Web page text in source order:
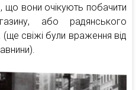
що вони очікують побачити
або радянського
свіжі були враження від